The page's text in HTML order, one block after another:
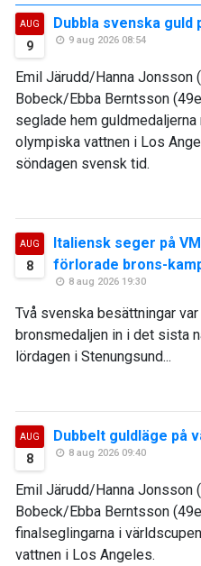
AUG
9
Dubbla svenska guld
9 aug 2026 08:54
Emil Järudd/Hanna Jonsson
Bobeck/Ebba Berntsson
seglade hem
olympiska vattnen i Los
söndagen svensk tid.
AUG
8
Italiensk seger på
förlorade brons-
8 aug 2026 19:30
Två svenska besättningar
bronsmedaljen in i det sista
lördagen i Stenungsund...
AUG
8
Dubbelt guldläge på
8 aug 2026 09:40
Emil Järudd/Hanna Jonsson
Bobeck/Ebba Berntsson
finalseglingarna i
vattnen i Los Angeles.